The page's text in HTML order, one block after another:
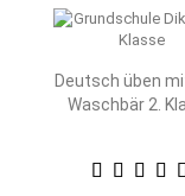
Deutsch üben
Waschbär 2.